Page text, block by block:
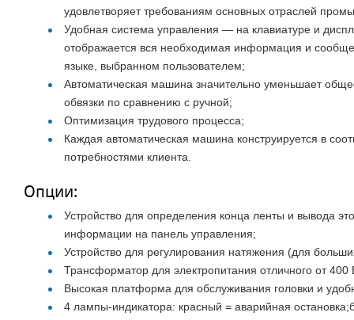
удовлетворяет требованиям основных отраслей
Удобная система управления — на клавиатуре и
отображается вся необходимая информация и
языке, выбранном пользователем;
Автоматическая машина значительно уменьшает
обвязки по сравнению с ручной;
Оптимизация трудового процесса;
Каждая автоматическая машина конструируется в
потребностями клиента.
Опции:
Устройство для определения конца ленты и вывода
информации на панель управления;
Устройство для регулирования натяжения (для
Трансформатор для электропитания отличного от 400
Высокая платформа для обслуживания головки и
4 лампы-индикатора: красный = аварийная